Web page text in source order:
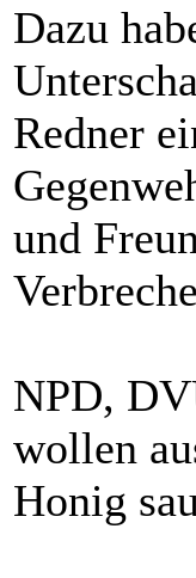
Dazu
Redner
und
NPD,
wollen
Honig